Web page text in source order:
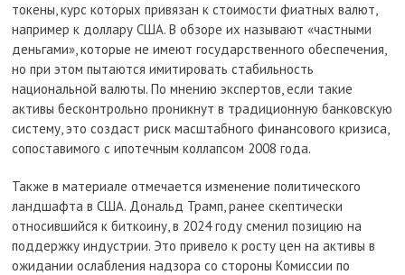
токены, курс которых привязан к стоимости фиатных валют,
например к доллару США. В обзоре их называют «частными
деньгами», которые не имеют государственного обеспечения,
но при этом пытаются имитировать стабильность
национальной валюты. По мнению экспертов, если такие
активы бесконтрольно проникнут в традиционную банковскую
систему, это создаст риск масштабного финансового кризиса,
сопоставимого с ипотечным коллапсом 2008 года.
Также в материале отмечается изменение политического
ландшафта в США. Дональд Трамп, ранее скептически
относившийся к биткоину, в 2024 году сменил позицию на
поддержку индустрии. Это привело к росту цен на активы в
ожидании ослабления надзора со стороны Комиссии по